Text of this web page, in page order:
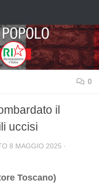
0
il
uccisi
8 MAGGIO 2025 ·
Toscano)